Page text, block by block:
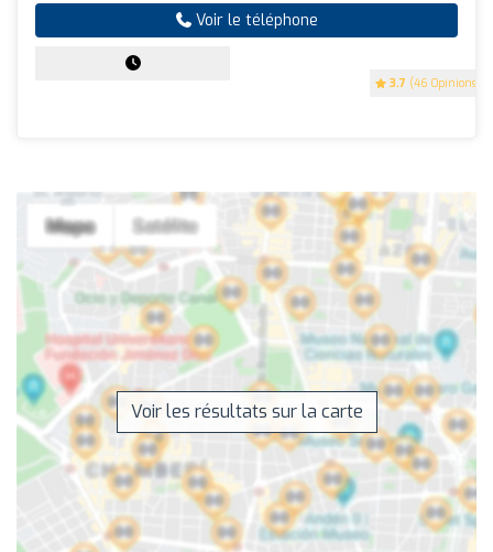
3.7 (46 Opinions)
Voir le téléphone
Voir les résultats sur la carte